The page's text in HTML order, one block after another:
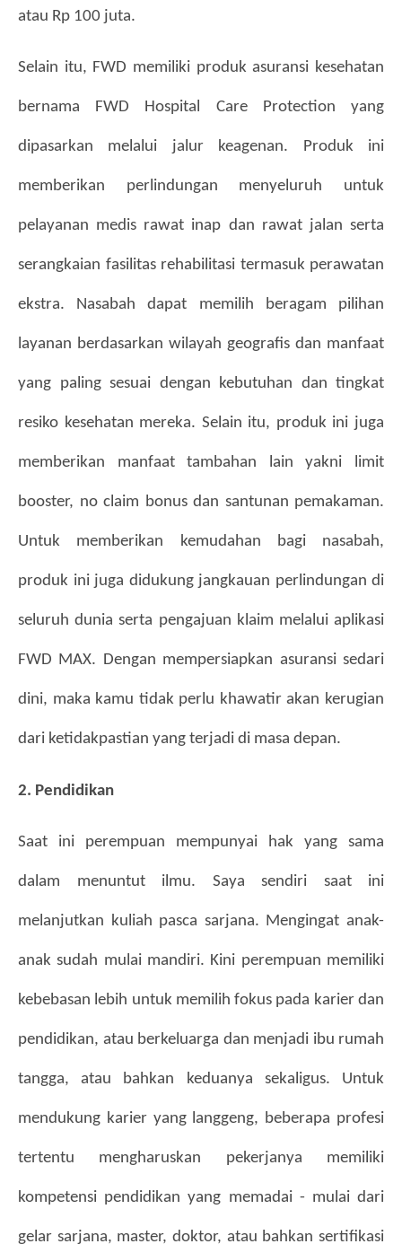
atau Rp 100 juta.
Selain itu, FWD memiliki produk asuransi kesehatan
bernama FWD Hospital Care Protection yang
dipasarkan melalui jalur keagenan. Produk ini
memberikan perlindungan menyeluruh untuk
pelayanan medis rawat inap dan rawat jalan serta
serangkaian fasilitas rehabilitasi termasuk perawatan
ekstra. Nasabah dapat memilih beragam pilihan
layanan berdasarkan wilayah geografis dan manfaat
yang paling sesuai dengan kebutuhan dan tingkat
resiko kesehatan mereka. Selain itu, produk ini juga
memberikan manfaat tambahan lain yakni limit
booster, no claim bonus dan santunan pemakaman.
Untuk memberikan kemudahan bagi nasabah,
produk ini juga didukung jangkauan perlindungan di
seluruh dunia serta pengajuan klaim melalui aplikasi
FWD MAX. Dengan mempersiapkan asuransi sedari
dini, maka kamu tidak perlu khawatir akan kerugian
dari ketidakpastian yang terjadi di masa depan.
2. Pendidikan
Saat ini perempuan mempunyai hak yang sama
dalam menuntut ilmu. Saya sendiri saat ini
melanjutkan kuliah pasca sarjana. Mengingat anak-
anak sudah mulai mandiri. Kini perempuan memiliki
kebebasan lebih untuk memilih fokus pada karier dan
pendidikan, atau berkeluarga dan menjadi ibu rumah
tangga, atau bahkan keduanya sekaligus. Untuk
mendukung karier yang langgeng, beberapa profesi
tertentu mengharuskan pekerjanya memiliki
kompetensi pendidikan yang memadai - mulai dari
gelar sarjana, master, doktor, atau bahkan sertifikasi